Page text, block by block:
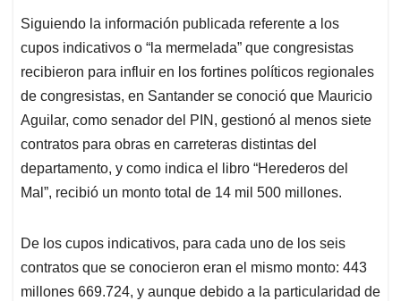
Siguiendo la información publicada referente a los
cupos indicativos o “la mermelada” que congresistas
recibieron para influir en los fortines políticos regionales
de congresistas, en Santander se conoció que Mauricio
Aguilar, como senador del PIN, gestionó al menos siete
contratos para obras en carreteras distintas del
departamento, y como indica el libro “Herederos del
Mal”, recibió un monto total de 14 mil 500 millones.
De los cupos indicativos, para cada uno de los seis
contratos que se conocieron eran el mismo monto: 443
millones 669.724, y aunque debido a la particularidad de